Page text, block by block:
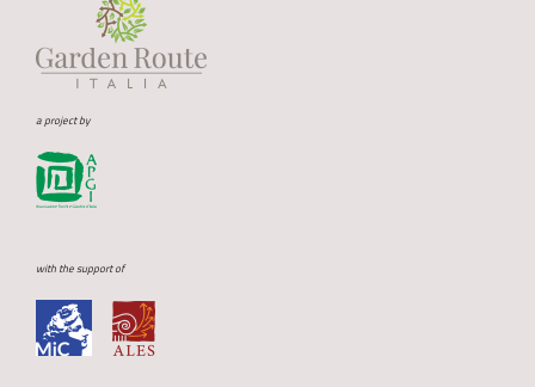
a project by
with the support of